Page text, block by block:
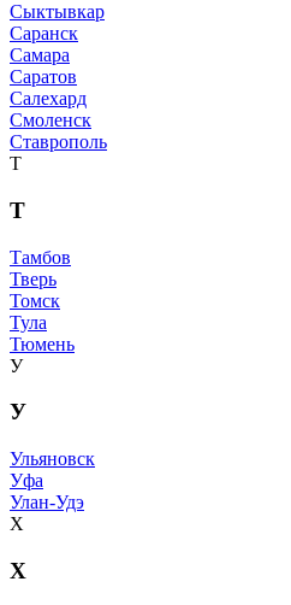
Сыктывкар
Саранск
Самара
Саратов
Салехард
Смоленск
Ставрополь
Т
Т
Тамбов
Тверь
Томск
Тула
Тюмень
У
У
Ульяновск
Уфа
Улан-Удэ
Х
Х